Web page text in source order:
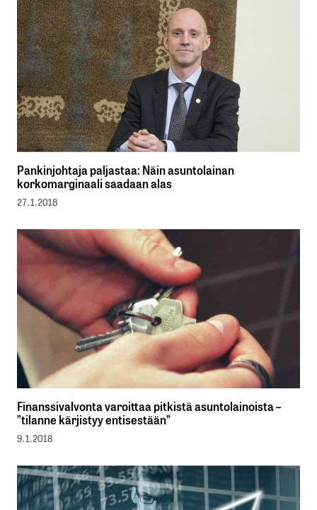
Pankinjohtaja paljastaa: Näin asuntolainan
korkomarginaali saadaan alas
27.1.2018
Finanssivalvonta varoittaa pitkistä asuntolainoista –
”tilanne kärjistyy entisestään”
9.1.2018